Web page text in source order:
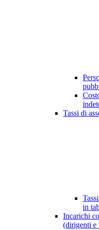
Tassi di
in
Incarichi
(dirigenti e